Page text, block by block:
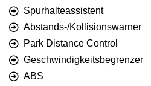
Spurhalteassistent
Abstands-/Kollisionswarner
Park Distance Control
Geschwindigkeitsbegrenzer
ABS